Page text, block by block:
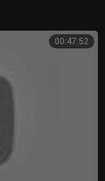
00:47:52